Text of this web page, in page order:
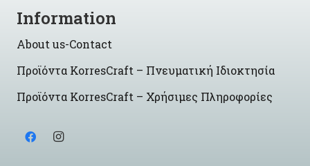
Information
About us-Contact
Προϊόντα KorresCraft – Πνευματική Ιδιοκτησία
Προϊόντα KorresCraft – Χρήσιμες Πληροφορίες